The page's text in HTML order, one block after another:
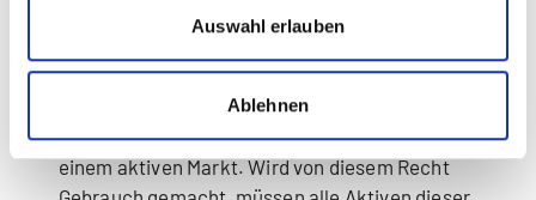
Auswahl erlauben
Ablehnen
Anschaffungs- oder Herstellkosten liegt) bewertet
werden dürfen Aktiven mit einem Börsenkurs oder
einem anderen beobachtbaren Marktpreis in
einem aktiven Markt. Wird von diesem Recht